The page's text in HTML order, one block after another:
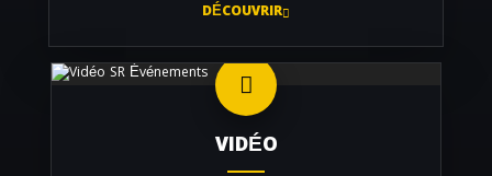
DÉCOUVRIR
VIDÉO